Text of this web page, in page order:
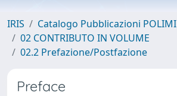
IRIS
Catalogo Pubblicazioni POLIMI
02 CONTRIBUTO IN VOLUME
02.2 Prefazione/Postfazione
Preface